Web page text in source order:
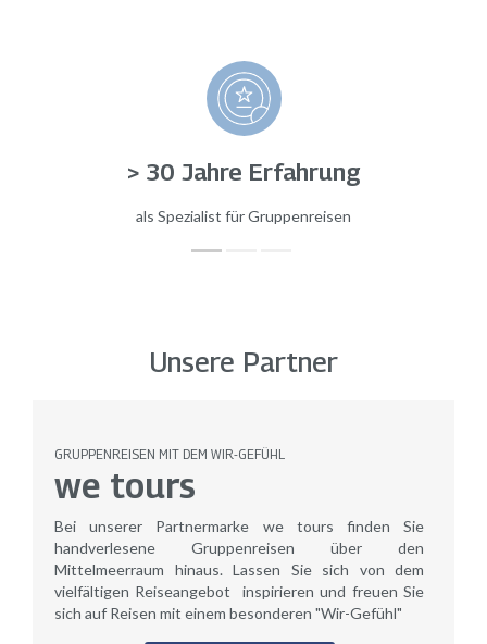
> 30 Jahre Erfahrung
als Spezialist für Gruppenreisen
Unsere Partner
GRUPPENREISEN MIT DEM WIR-GEFÜHL
we tours
Bei unserer Partnermarke we tours finden Sie
handverlesene Gruppenreisen über den
Mittelmeerraum hinaus. Lassen Sie sich von dem
vielfältigen Reiseangebot inspirieren und freuen Sie
sich auf Reisen mit einem besonderen "Wir-Gefühl"